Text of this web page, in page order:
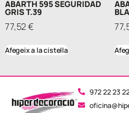
ABARTH 595 SEGURIDAD
GRIS T.39
77,52€
Afegeix a la cistella
972 22 23